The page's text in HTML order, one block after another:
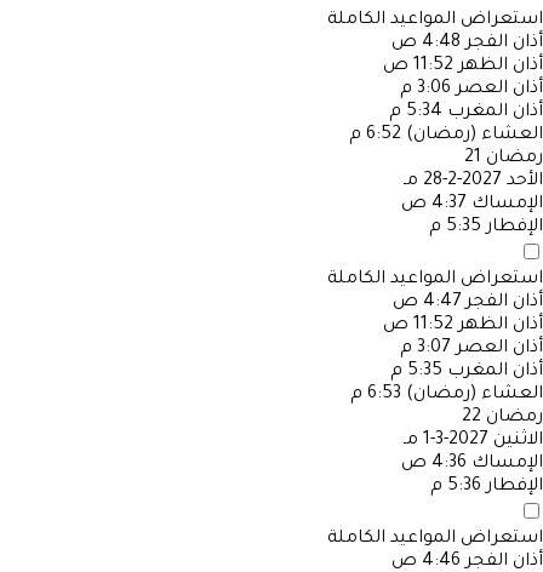
استعراض المواعيد الكاملة
أذان الفجر 4:48 ص
أذان الظهر 11:52 ص
أذان العصر 3:06 م
أذان المغرب 5:34 م
العشاء (رمضان) 6:52 م
رمضان 21
الأحد 2027-2-28 مـ
الإمساك 4:37 ص
الإفطار 5:35 م
استعراض المواعيد الكاملة
أذان الفجر 4:47 ص
أذان الظهر 11:52 ص
أذان العصر 3:07 م
أذان المغرب 5:35 م
العشاء (رمضان) 6:53 م
رمضان 22
الاثنين 2027-3-1 مـ
الإمساك 4:36 ص
الإفطار 5:36 م
استعراض المواعيد الكاملة
أذان الفجر 4:46 ص